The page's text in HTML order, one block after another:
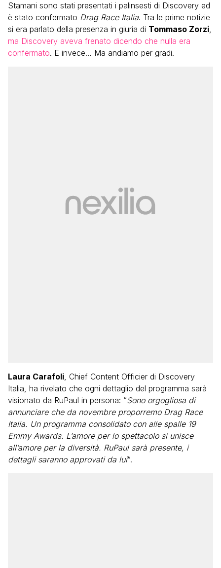
Stamani sono stati presentati i palinsesti di Discovery ed
è stato confermato Drag Race Italia. Tra le prime notizie
si era parlato della presenza in giuria di Tommaso Zorzi,
ma Discovery aveva frenato dicendo che nulla era
confermato. E invece… Ma andiamo per gradi.
Laura Carafoli, Chief Content Officier di Discovery
Italia, ha rivelato che ogni dettaglio del programma sarà
visionato da RuPaul in persona: “Sono orgogliosa di
annunciare che da novembre proporremo Drag Race
Italia. Un programma consolidato con alle spalle 19
Emmy Awards. L’amore per lo spettacolo si unisce
all’amore per la diversità. RuPaul sarà presente, i
dettagli saranno approvati da lui“.